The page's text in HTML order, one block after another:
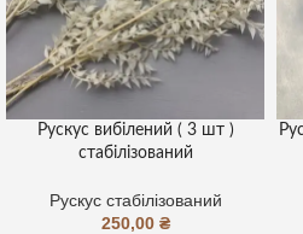
Рускус вибілений ( 3 шт )
стабілізований
Рускус стабілізований
250,00 ₴